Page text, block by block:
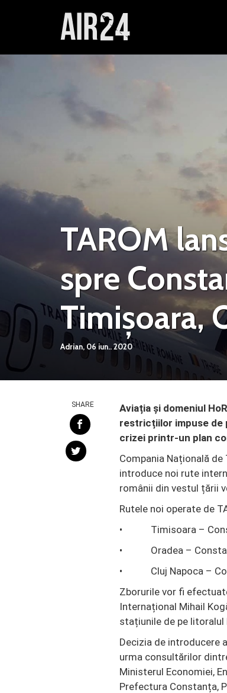
TAROM
spre
Timișoara,
Adrian, 06 iun.. 2020
Aviația și domeniul
restricțiilor impuse de
crizei printr-un plan
Compania Națională de
introduce noi rute
românii din vestul țării
Rutele noi operate de
• Timisoara –
• Oradea –
• Cluj Napoca –
Zborurile vor fi
Internațional Mihail
stațiunile de pe litoralul
Decizia de introducere
urma consultărilor
Ministerul Economiei,
Prefectura Constanța,
SHARE